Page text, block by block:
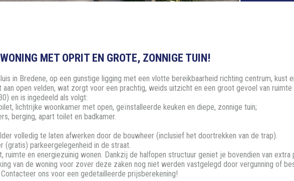
MET OPRIT EN GROTE, ZONNIGE TUIN!
in Bredene, op een gunstige ligging met een vlotte bereikbaarheid richting centrum, kust
open velden, wat zorgt voor een prachtig, weids uitzicht en een groot gevoel van ruimte
en is ingedeeld als volgt:
lichtrijke woonkamer met open, geïnstalleerde keuken en diepe, zonnige tuin;
berging, apart toilet en badkamer.
volledig te laten afwerken door de bouwheer (inclusief het doortrekken van de trap).
(gratis) parkeergelegenheid in de straat.
en energiezuinig wonen. Dankzij de halfopen structuur geniet je bovendien van extra
van de woning voor zover deze zaken nog niet werden vastgelegd door vergunning of
ons voor een gedetailleerde prijsberekening!